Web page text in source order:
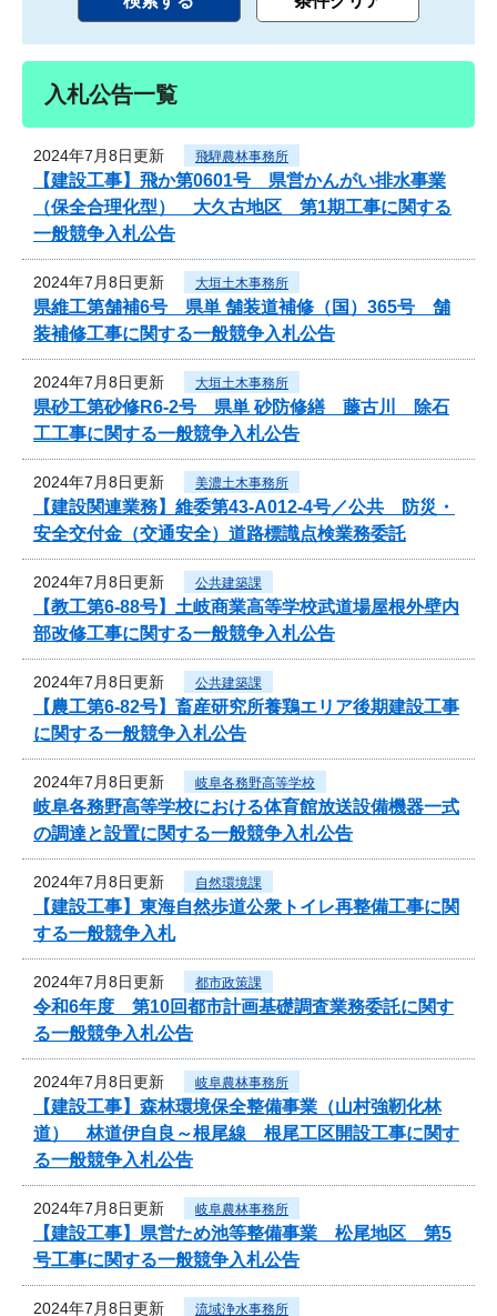
入札公告一覧
2024年7月8日更新 飛騨農林事務所
【建設工事】飛か第0601号 県営かんがい排水事業
（保全合理化型） 大久古地区 第1期工事に関する
一般競争入札公告
2024年7月8日更新 大垣土木事務所
県維工第舗補6号 県単 舗装道補修（国）365号 舗
装補修工事に関する一般競争入札公告
2024年7月8日更新 大垣土木事務所
県砂工第砂修R6-2号 県単 砂防修繕 藤古川 除石
工工事に関する一般競争入札公告
2024年7月8日更新 美濃土木事務所
【建設関連業務】維委第43-A012-4号／公共 防災・
安全交付金（交通安全）道路標識点検業務委託
2024年7月8日更新 公共建築課
【教工第6-88号】土岐商業高等学校武道場屋根外壁内
部改修工事に関する一般競争入札公告
2024年7月8日更新 公共建築課
【農工第6-82号】畜産研究所養鶏エリア後期建設工事
に関する一般競争入札公告
2024年7月8日更新 岐阜各務野高等学校
岐阜各務野高等学校における体育館放送設備機器一式
の調達と設置に関する一般競争入札公告
2024年7月8日更新 自然環境課
【建設工事】東海自然歩道公衆トイレ再整備工事に関
する一般競争入札
2024年7月8日更新 都市政策課
令和6年度 第10回都市計画基礎調査業務委託に関す
る一般競争入札公告
2024年7月8日更新 岐阜農林事務所
【建設工事】森林環境保全整備事業（山村強靭化林
道） 林道伊自良～根尾線 根尾工区開設工事に関す
る一般競争入札公告
2024年7月8日更新 岐阜農林事務所
【建設工事】県営ため池等整備事業 松尾地区 第5
号工事に関する一般競争入札公告
2024年7月8日更新 流域浄水事務所